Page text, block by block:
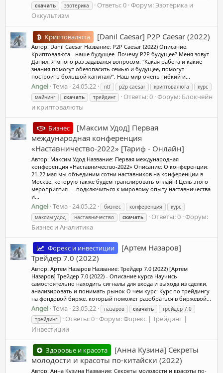
скачать
эзотерика Ответы: 0 Форум:Эзотерика и
Оккультизм
Криптовалюта [Danil Caesar] P2P Caesar (2022)
Автор: Danil Caesar Название: P2P Caesar (2022) Описание:
Криптовалюта - наше будущее. Почему P2P будущее? Меня зовут
Данил. Я много раз задавался вопросом: "Какая работа и какие
знания помогут обезопасить семью и будущее, помогут
построить большой капитал?". Наш мир очень гибкий и...
Angel Тема 24.05.22 ntf p2p caesar криптовалюта
курс
майнинг
скачать трейдинг Ответы: 0 Форум: Блокчейн
и криптовалюты
Бизнес
[Максим Удод] Первая
международная конференция
«Наставничество-2022» [Тариф - Онлайн]
Автор: Максим Удод Название: Первая международная
конференция «Наставничество-2022» Описание: О конференции:
21-22 мая мы объединим сотни наставников на конференции в
Москве, которую также будем транслировать онлайн! Цель этого
мероприятия — подключиться к мировому опыту наставничества
и...
Angel Тема 24.05.22 бизнес конференция
курс
максим удод
наставничество скачать Ответы: 0 Форум:
Бизнес и Аналитика
Форекс и инвестиции
[Артем Назаров]
Трейдер 7.0 (2022)
Автор: Артем Назаров Название: Трейдер 7.0 (2022) [Артем
Назаров] Трейдер 7.0 (2022) - Описание курса Научись
самостоятельно находить сигналы для входа и выхода из сделки,
анализировать и понимать рынок О чем курс: Курс по трейдингу
на фондовой бирже, который поможет разобраться в биржевой...
Angel Тема 23.05.22 назаров скачать
трейдер 7.0
трейдинг
Ответы: 0 Форум:Форекс | Трейдинг |
Инвестиции
Здоровье и красота
[Анна Кузина] Секреты
молодости и красоты по-китайски (2022)
Автор: Анна Кузина Название: Секреты молодости и красоты по-